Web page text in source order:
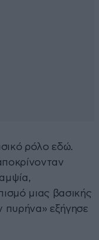
ρόλο εδώ.
μιας βασικής
πυρήνα» εξήγησε